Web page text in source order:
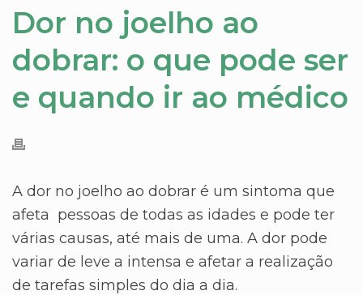
Dor no joelho ao
dobrar: o que pode ser
e quando ir ao médico
A dor no joelho ao dobrar é um sintoma que
afeta pessoas de todas as idades e pode ter
várias causas, até mais de uma. A dor pode
variar de leve a intensa e afetar a realização
de tarefas simples do dia a dia.